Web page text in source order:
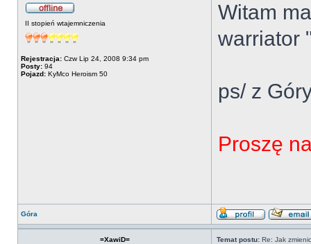
II stopień wtajemniczenia
Rejestracja: Czw Lip 24, 2008 9:34 pm
Posty: 94
Pojazd: KyMco Heroism 50
Witam
warriator
ps/ z
Proszę
Góra
=XawiD= Temat postu: Re: Jak